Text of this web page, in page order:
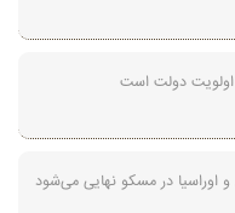
اولویت دولت است
اوراسیا در مسکو نهایی می‌شود